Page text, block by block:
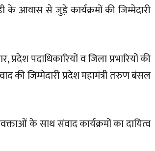
के आवास से जुड़े कार्यक्रमों की जिम्मेदारी
पदाधिकारियों व जिला प्रभारियों की
की जिम्मेदारी प्रदेश महामंत्री तरुण बंसल
के साथ संवाद कार्यक्रमों का दायित्व